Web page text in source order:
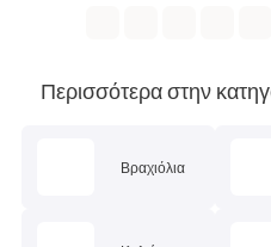
Περισσότερα στην
Βραχιόλια